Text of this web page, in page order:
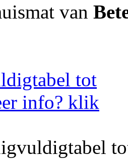
van